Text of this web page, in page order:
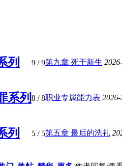
列 9 / 9第九章 死于新生
系列 8 / 8职业专属能力表 2026-
列 5 / 5第五章 最后的洗礼